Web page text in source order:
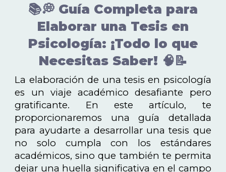
📚💭 Guía Completa para
Elaborar una Tesis en
Psicología: ¡Todo lo que
Necesitas Saber! 🧠📝
La elaboración de una tesis en psicología
es un viaje académico desafiante pero
gratificante. En este artículo, te
proporcionaremos una guía detallada
para ayudarte a desarrollar una tesis que
no solo cumpla con los estándares
académicos, sino que también te permita
dejar una huella significativa en el campo